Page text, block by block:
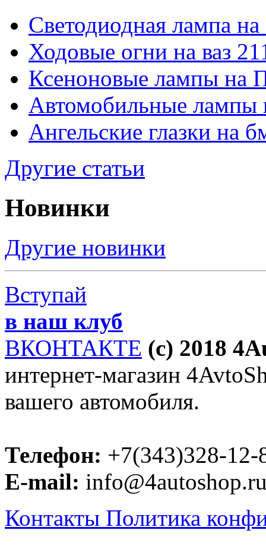
Светодиодная лампа
Ходовые огни на ваз
Ксеноновые лампы на
Автомобильные лампы
Ангельские глазки на
Другие статьи
Новинки
Другие новинки
Вступай
в наш клуб
ВКОНТАКТЕ (c) 2018
интернет-магазин
вашего автомобиля.
Телефон: +7(343)328-12-
E-mail:
Контакты Политика